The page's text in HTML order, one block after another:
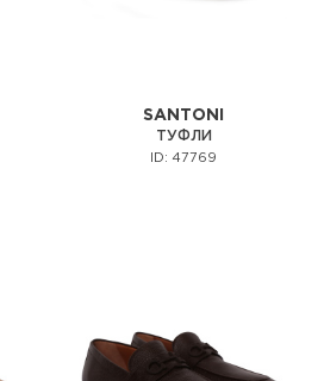
SANTONI
ТУФЛИ
ID: 47769